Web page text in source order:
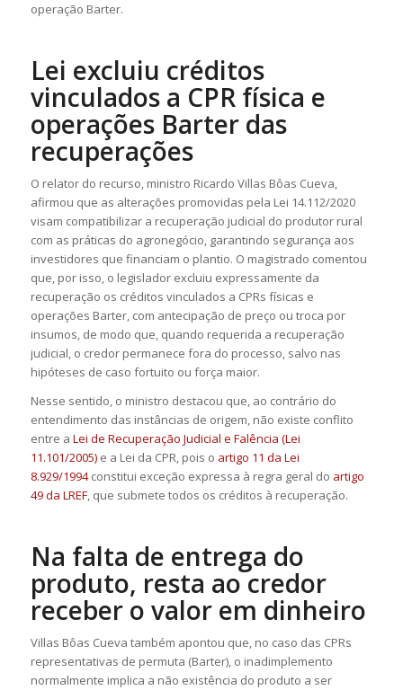
operação Barter.
Lei excluiu créditos
vinculados a CPR física e
operações Barter das
recuperações
O relator do recurso, ministro Ricardo Villas Bôas Cueva,
afirmou que as alterações promovidas pela Lei 14.112/2020
visam compatibilizar a recuperação judicial do produtor rural
com as práticas do agronegócio, garantindo segurança aos
investidores que financiam o plantio. O magistrado comentou
que, por isso, o legislador excluiu expressamente da
recuperação os créditos vinculados a CPRs físicas e
operações Barter, com antecipação de preço ou troca por
insumos, de modo que, quando requerida a recuperação
judicial, o credor permanece fora do processo, salvo nas
hipóteses de caso fortuito ou força maior.
Nesse sentido, o ministro destacou que, ao contrário do
entendimento das instâncias de origem, não existe conflito
entre a Lei de Recuperação Judicial e Falência (Lei
11.101/2005)e a Lei da CPR, pois o artigo 11 da Lei
8.929/1994constitui exceção expressa à regra geral do artigo
49 da LREF, que submete todos os créditos à recuperação.
Na falta de entrega do
produto, resta ao credor
receber o valor em dinheiro
Villas Bôas Cueva também apontou que, no caso das CPRs
representativas de permuta (Barter), o inadimplemento
normalmente implica a não existência do produto a ser